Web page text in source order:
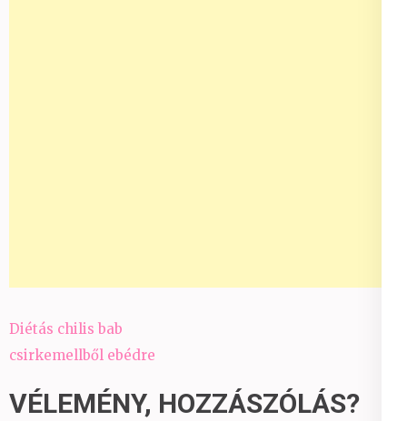
Bejegyzés
navigáció
Diétás chilis bab
csirkemellből ebédre
VÉLEMÉNY, HOZZÁSZÓLÁS?